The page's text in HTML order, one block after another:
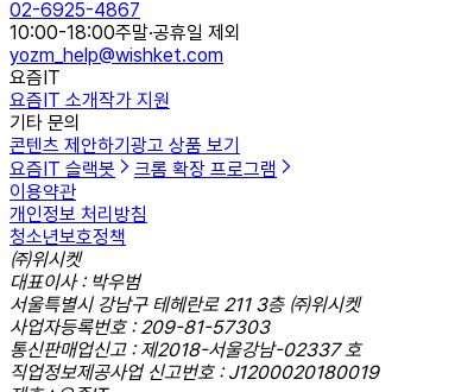
02-6925-4867
10:00-18:00주말·공휴일 제외
yozm_help@wishket.com
요즘IT
요즘IT 소개작가 지원
기타 문의
콘텐츠 제안하기 광고 상품 보기
요즘IT 슬랙봇
크롬 확장 프로그램
이용약관
개인정보 처리방침
청소년보호정책
㈜위시켓
대표이사 : 박우범
서울특별시 강남구 테헤란로 211 3층 ㈜위시켓
사업자등록번호 : 209-81-57303
통신판매업신고 : 제2018-서울강남-02337 호
직업정보제공사업 신고번호 : J1200020180019